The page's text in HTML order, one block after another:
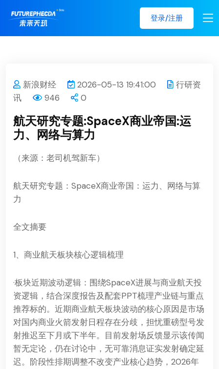
登录/注册
新浪财经 2026-05-13 19:41:00
行研资
讯
946 0
航天研究专题:SpaceX商业帝国:运
力、网络与算力
（来源：老司机驾新车）
航天研究专题：SpaceX商业帝国：运力、网络与算
力
全文摘要
1、商业航天板块核心逻辑梳理
·板块近期波动逻辑：围绕SpaceX进展与商业航天投
资逻辑，结合深度报告及配套PPT梳理产业链与重点
推荐标的。近期商业航天板块波动的核心原因是市场
对国内商业火箭发射日程存在分歧，担忧重磅型号发
射推迟至下月或下半年。目前发射场反馈显示该传闻
暂无定论，仍在讨论中，无可靠消息证实发射确定延
迟。阶段性排期调整不改变产业核心趋势，2026年